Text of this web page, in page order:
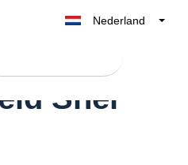
Nederland
België
Online
Snel